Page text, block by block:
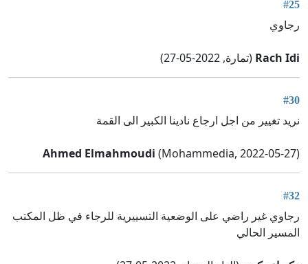
#25
رجاوي
Rach Idi (تمارة, 2022-05-27)
#30
نريد تغيير من اجل ارجاع نادينا الكبير الى القمة
Ahmed Elmahmoudi (Mohammedia, 2022-05-27)
#32
رجاوي غير راضي على الوضعية التسييرية للرجاء في ظل المكتب
المسير الحالي